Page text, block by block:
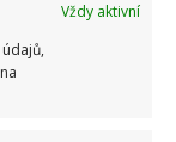
Vždy aktivní